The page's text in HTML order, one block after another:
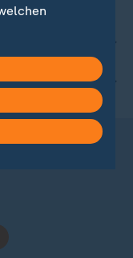
die Zukunft
oder ändern.
in unserer